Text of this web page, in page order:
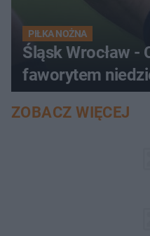
PIŁKA NOŻNA
Śląsk Wrocław -
faworytem
ZOBACZ WIĘCEJ